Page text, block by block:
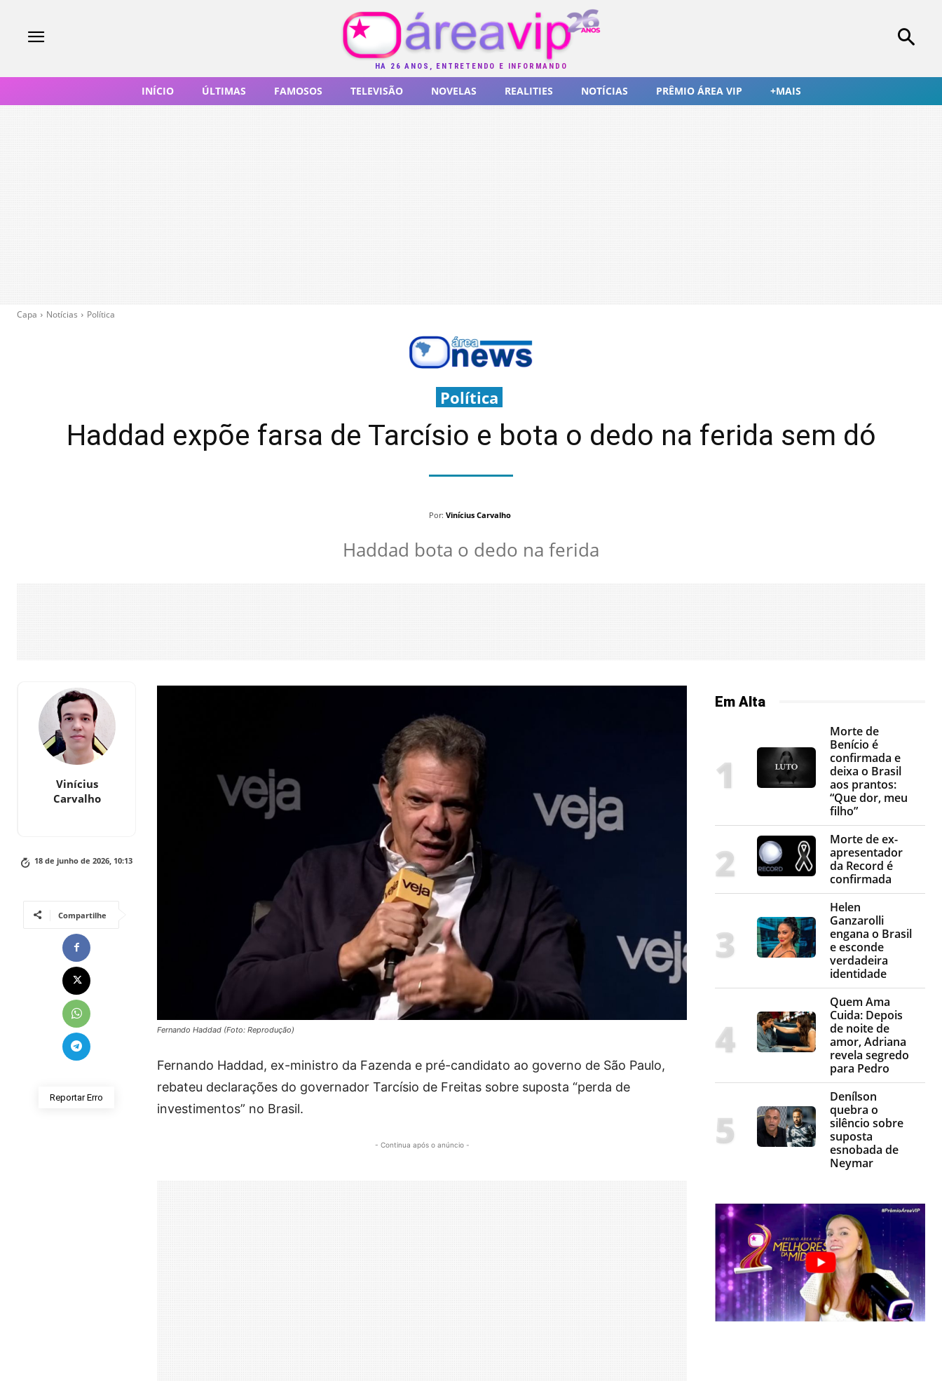
HÁ 26 ANOS, ENTRETENDO E INFORMANDO
INÍCIO ÚLTIMAS FAMOSOS TELEVISÃO NOVELAS REALITIES NOTÍCIAS PRÊMIO ÁREA VIP +MAIS
Capa Notícias Política
Política
Haddad expõe farsa de Tarcísio e bota o dedo na ferida sem dó
Por: Vinícius Carvalho
Haddad bota o dedo na ferida
Vinícius
Carvalho
18 de junho de 2026, 10:13
Compartilhe
Reportar Erro
Fernando Haddad (Foto: Reprodução)
Fernando Haddad, ex-ministro da Fazenda e pré-candidato ao governo de São Paulo,
rebateu declarações do governador Tarcísio de Freitas sobre suposta “perda de
investimentos” no Brasil.
- Continua após o anúncio -
Em Alta
Morte de
Benício é
confirmada e
deixa o Brasil
aos prantos:
“Que dor, meu
filho”
Morte de ex-
apresentador
da Record é
confirmada
Helen
Ganzarolli
engana o Brasil
e esconde
verdadeira
identidade
Quem Ama
Cuida: Depois
de noite de
amor, Adriana
revela segredo
para Pedro
Denílson
quebra o
silêncio sobre
suposta
esnobada de
Neymar